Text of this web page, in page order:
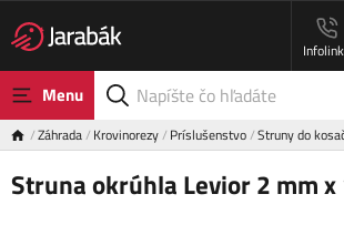
Menu
Záhrada Krovinorezy Príslušenstvo Struny do
Struna okrúhla Levior 2 mm x